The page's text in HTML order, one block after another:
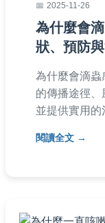
2025-11-26
為什麼會
狀、預防
為什麼會滴蟲
的傳播途徑、
並提供實用的
滴蟲感染的成
閱讀全文